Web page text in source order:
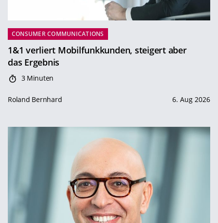
CONSUMER COMMUNICATIONS
1&1 verliert Mobilfunkkunden, steigert aber
das Ergebnis
3 Minuten
Roland Bernhard 6. Aug 2026